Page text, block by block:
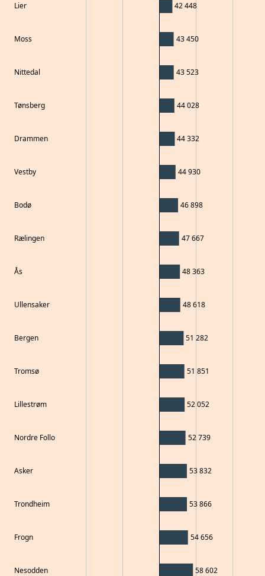
Lier
Moss
Nittedal
Tønsberg
Drammen
Vestby
Bodø
Rælingen
Ås
Ullensaker
Bergen
Tromsø
Lillestrøm
Nordre Follo
Asker
Trondheim
Frogn
Nesodden
42 448
43 450
43 523
44 028
44 332
44 930
46 898
47 667
48 363
48 618
51 282
51 851
52 052
52 739
53 832
53 866
54 656
58 602